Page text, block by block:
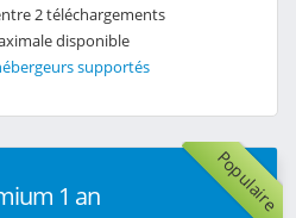
2 téléchargements
disponible
supportés
Populaire
1 an